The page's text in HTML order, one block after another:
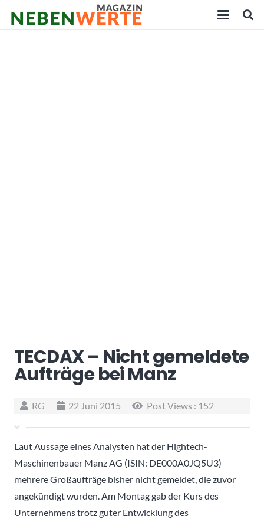
TECDAX – Nicht gemeldete
Aufträge bei Manz
RG 22 Juni 2015 Post Views : 152
Laut Aussage eines Analysten hat der Hightech-
Maschinenbauer Manz AG (ISIN: DE000A0JQ5U3)
mehrere Großaufträge bisher nicht gemeldet, die zuvor
angekündigt wurden. Am Montag gab der Kurs des
Unternehmens trotz guter Entwicklung des